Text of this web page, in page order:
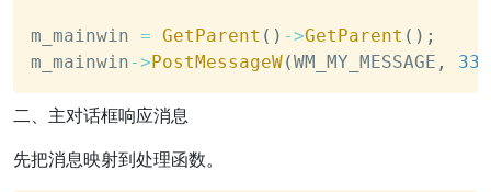
m_mainwin = GetParent ( ) ->GetParent ( ) ;
m_mainwin-> PostMessageW(WM_MY_MESSAGE , 33
二、主对话框响应消息
先把消息映射到处理函数。